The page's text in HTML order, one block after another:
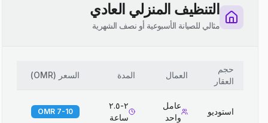
التنظيف المنزلي العادي
مثالي للصيانة الأسبوعية أو نصف الشهرية
حجم
العقار
العمال المدة السعر (
OMR
)
استوديو
عامل
واحد
٢-٢.٥
ساعة
7-10 OMR